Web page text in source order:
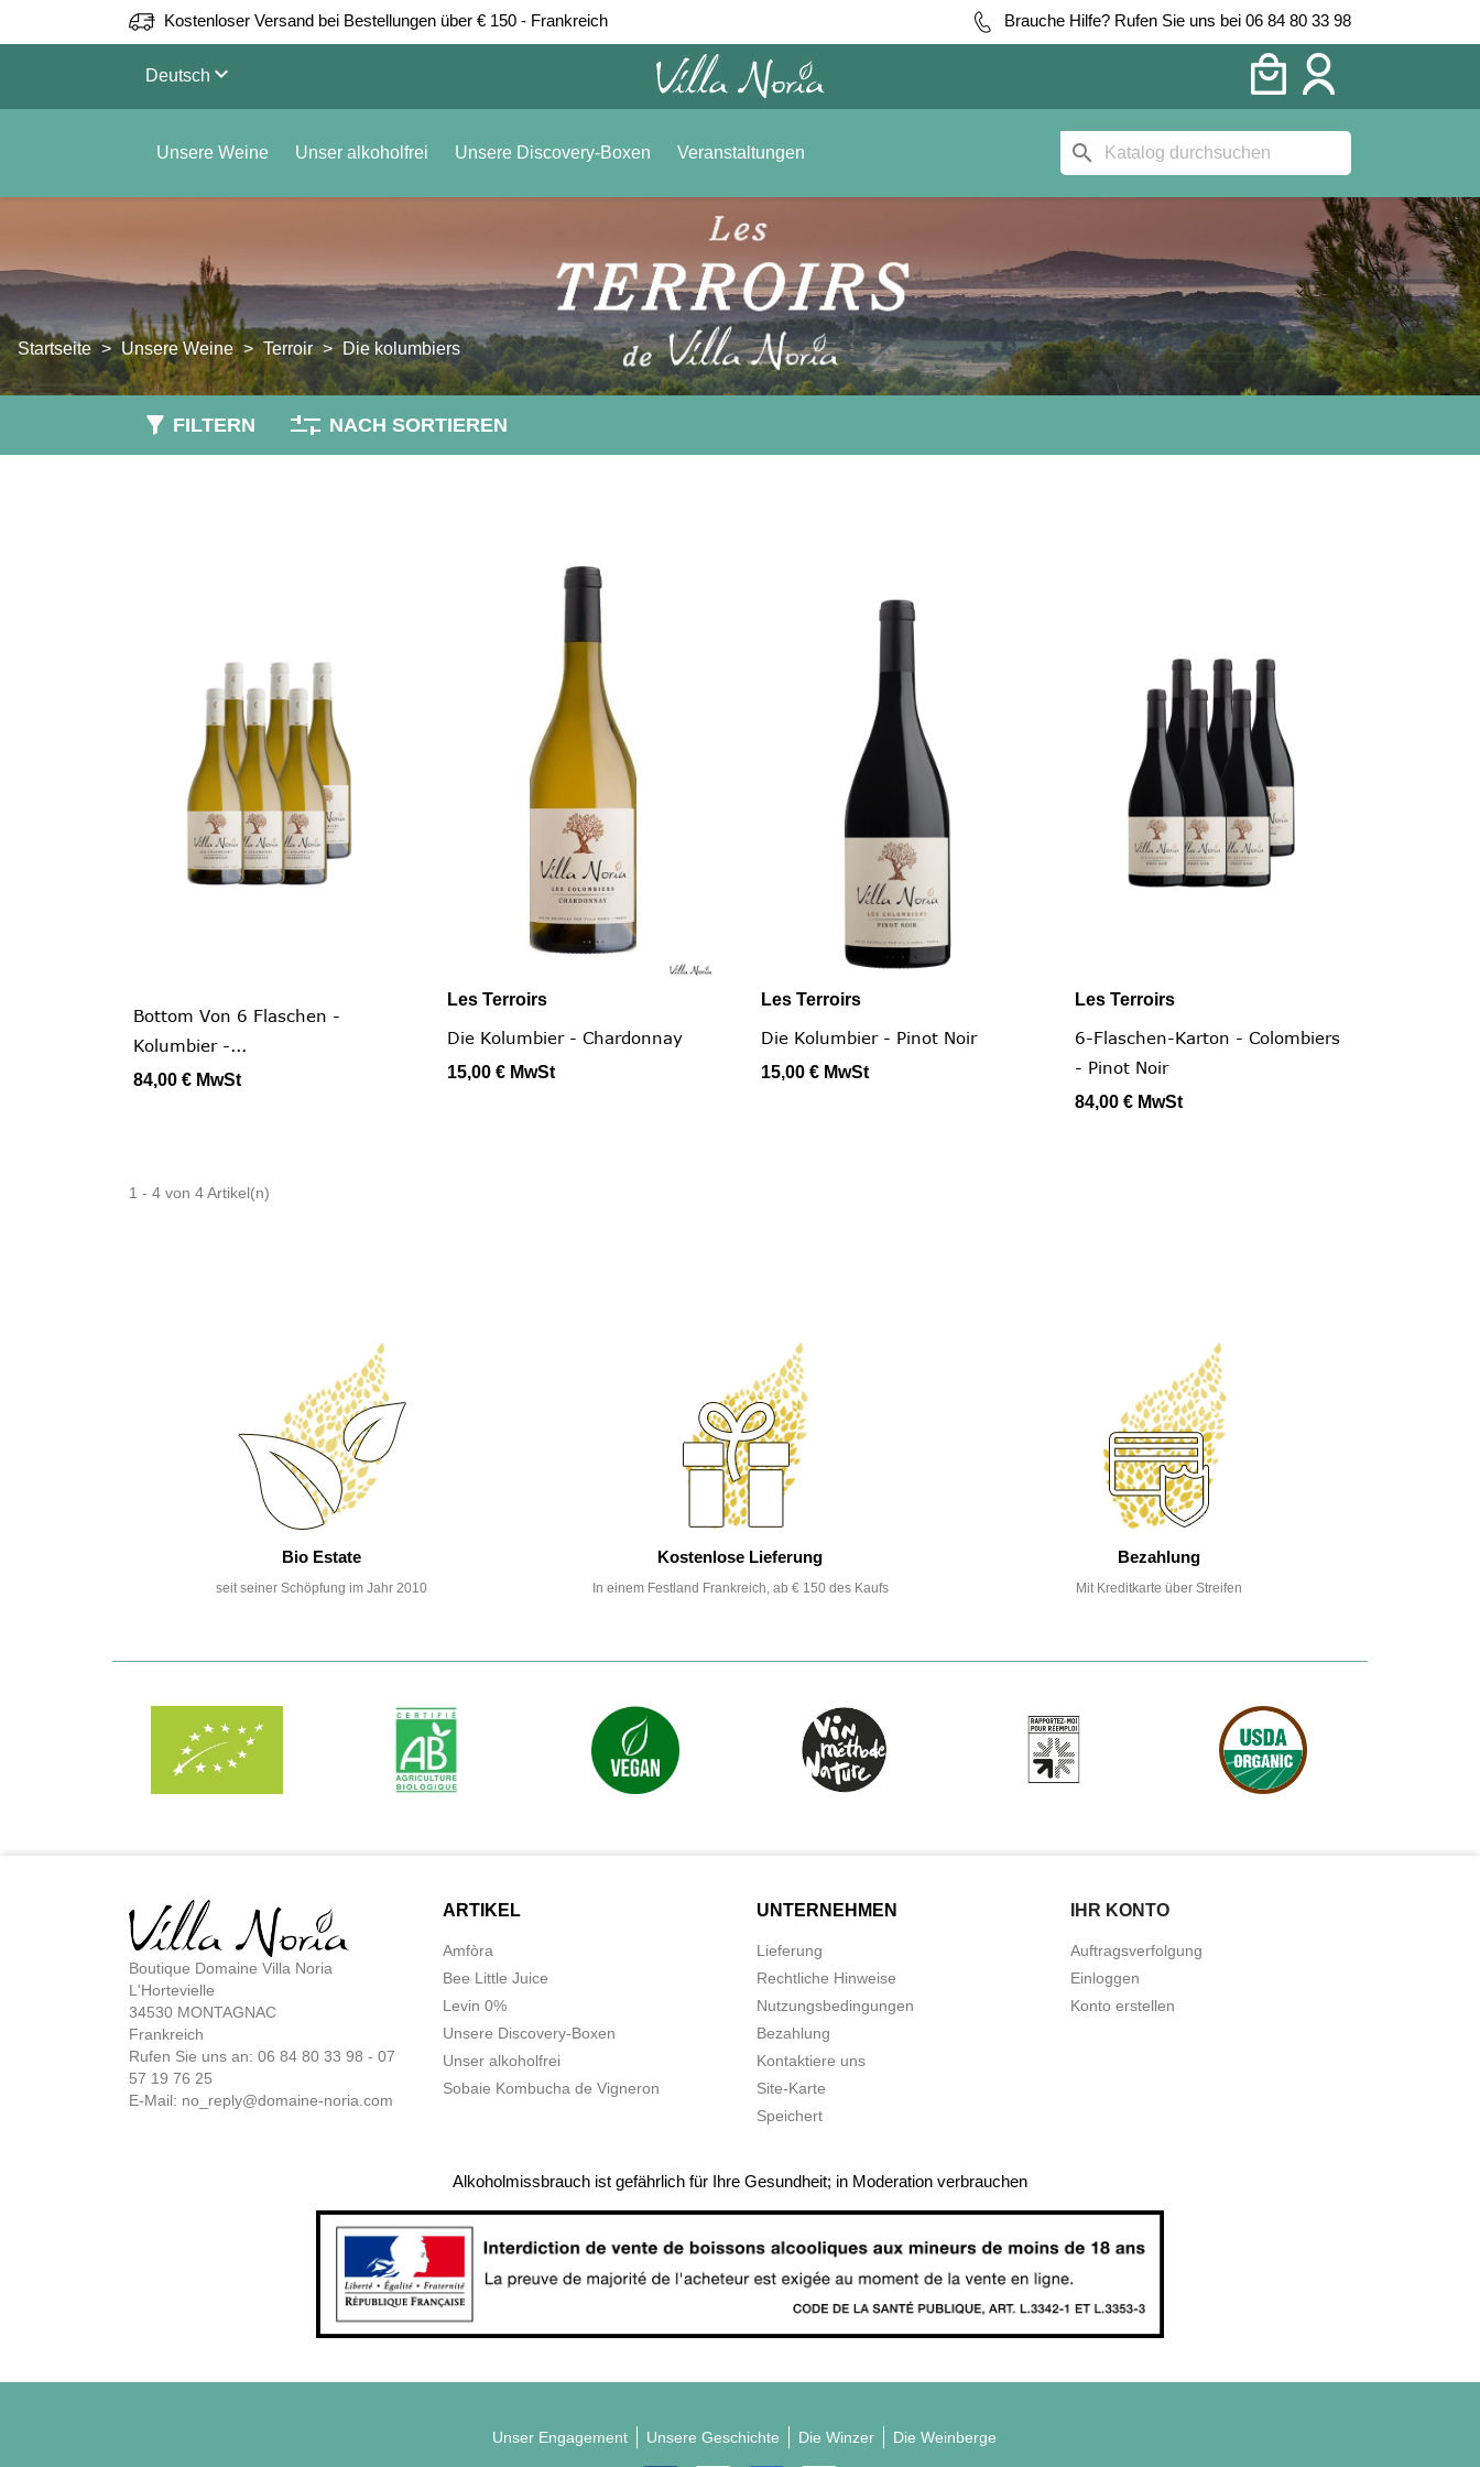
Kostenloser Versand bei Bestellungen über € 150 - Frankreich Brauche Hilfe? Rufen Sie uns bei 06 84 80 33 98
Deutschkeyboard_arrow_down
Unsere Weine Unser alkoholfrei Unsere Discovery-Boxen Veranstaltungen search
Startseite Unsere Weine Terroir Die kolumbiers
FILTERN NACH SORTIEREN
 Schnellansicht
Bottom Von 6 Flaschen -
Kolumbier -...
84,00 € MwSt
Schnellansicht
Les Terroirs
Die Kolumbier - Chardonnay
15,00 € MwSt
Schnellansicht
Les Terroirs
Die Kolumbier - Pinot Noir
15,00 € MwSt
Schnellansicht
Les Terroirs
6-Flaschen-Karton - Colombiers
- Pinot Noir
84,00 € MwSt
1 - 4 von 4 Artikel(n)
Bio Estate
seit seiner Schöpfung im Jahr 2010
Kostenlose Lieferung
In einem Festland Frankreich, ab € 150 des Kaufs
Bezahlung
Mit Kreditkarte über Streifen
Boutique Domaine Villa Noria
L'Hortevielle
34530 MONTAGNAC
Frankreich
Rufen Sie uns an: 06 84 80 33 98 - 07
57 19 76 25
E-Mail: no_reply@domaine-noria.com
ARTIKEL
Amfòra
Bee Little Juice
Levin 0%
Unsere Discovery-Boxen
Unser alkoholfrei
Sobaie Kombucha de Vigneron
UNTERNEHMEN
Lieferung
Rechtliche Hinweise
Nutzungsbedingungen
Bezahlung
Kontaktiere uns
Site-Karte
Speichert
IHR KONTO
Auftragsverfolgung
Einloggen
Konto erstellen
Alkoholmissbrauch ist gefährlich für Ihre Gesundheit; in Moderation verbrauchen
Unser Engagement Unsere Geschichte Die Winzer Die Weinberge